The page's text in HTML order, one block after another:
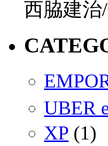
西脇建治
UBER
XP (1)